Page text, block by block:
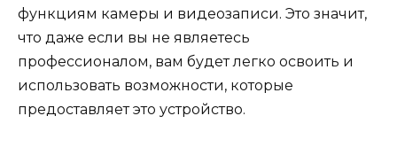
функциям камеры и видеозаписи. Это значит,
что даже если вы не являетесь
профессионалом, вам будет легко освоить и
использовать возможности, которые
предоставляет это устройство.